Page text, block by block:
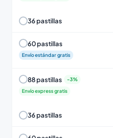
36 pastillas
60 pastillas
Envío estándar gratis
88 pastillas
Envío express gratis
36 pastillas